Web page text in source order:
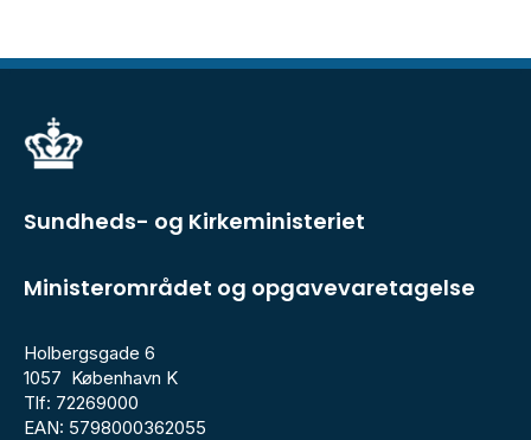
Sundheds- og Kirkeministeriet
Ministerområdet og opgavevaretagelse
Holbergsgade 6
1057 København K
Tlf: 72269000
EAN: 5798000362055